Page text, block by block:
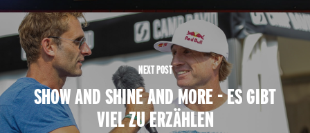
NEXT POST
SHOW AND SHINE AND MORE - ES GIBT
VIEL ZU ERZÄHLEN